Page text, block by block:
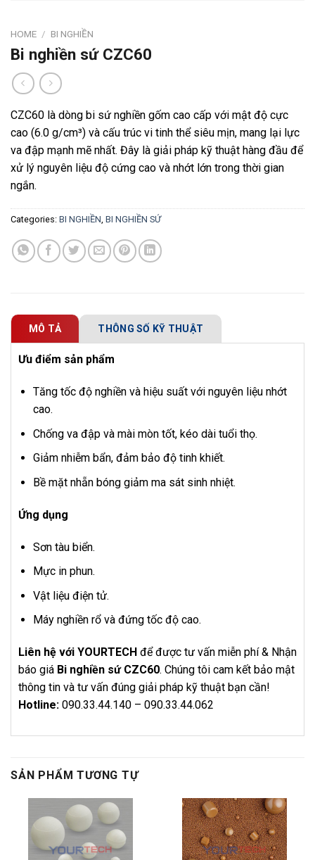
HOME / BI NGHIỀN
Bi nghiền sứ CZC60
CZC60 là dòng bi sứ nghiền gốm cao cấp với mật độ cực
cao (6.0 g/cm³) và cấu trúc vi tinh thể siêu mịn, mang lại lực
va đập mạnh mẽ nhất. Đây là giải pháp kỹ thuật hàng đầu để
xử lý nguyên liệu độ cứng cao và nhớt lớn trong thời gian
ngắn.
Categories: BI NGHIỀN, BI NGHIỀN SỨ
MÔ TẢ THÔNG SỐ KỸ THUẬT
Ưu điểm sản phẩm
Tăng tốc độ nghiền và hiệu suất với nguyên liệu nhớt
cao.
Chống va đập và mài mòn tốt, kéo dài tuổi thọ.
Giảm nhiễm bẩn, đảm bảo độ tinh khiết.
Bề mặt nhẵn bóng giảm ma sát sinh nhiệt.
Ứng dụng
Sơn tàu biển.
Mực in phun.
Vật liệu điện tử.
Máy nghiền rổ và đứng tốc độ cao.
Liên hệ với YOURTECH để được tư vấn miễn phí & Nhận
báo giá Bi nghiền sứ CZC60. Chúng tôi cam kết bảo mật
thông tin và tư vấn đúng giải pháp kỹ thuật bạn cần!
Hotline: 090.33.44.140 – 090.33.44.062
SẢN PHẨM TƯƠNG TỰ